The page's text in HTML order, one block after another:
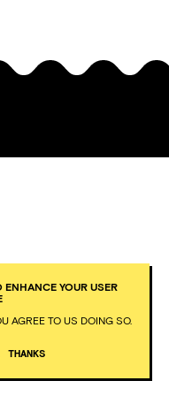
YOUR USER
AGREE TO US DOING SO.
THANKS